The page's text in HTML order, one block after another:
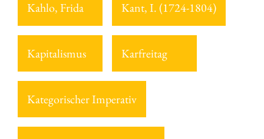
Kahlo, Frida Kant, I. (1724-1804)
Kapitalismus Karfreitag
Kategorischer Imperativ